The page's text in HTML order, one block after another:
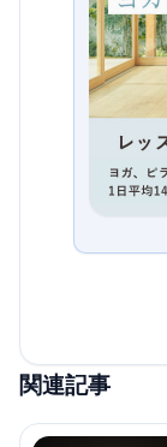
関連記事